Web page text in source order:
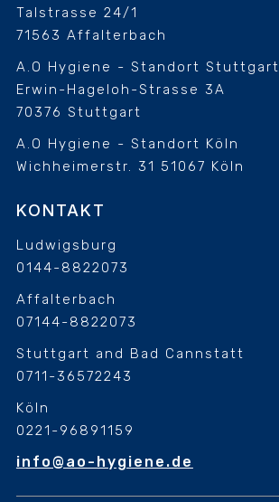
Talstrasse 24/1
71563 Affalterbach
A.O Hygiene - Standort Stuttgart
Erwin-Hageloh-Strasse 3A
70376 Stuttgart
A.O Hygiene - Standort Köln
Wichheimerstr. 31 51067 Köln
KONTAKT
Ludwigsburg
0144-8822073
Affalterbach
07144-8822073
Stuttgart and Bad Cannstatt
0711-36572243
Köln
0221-96891159
info@ao-hygiene.de